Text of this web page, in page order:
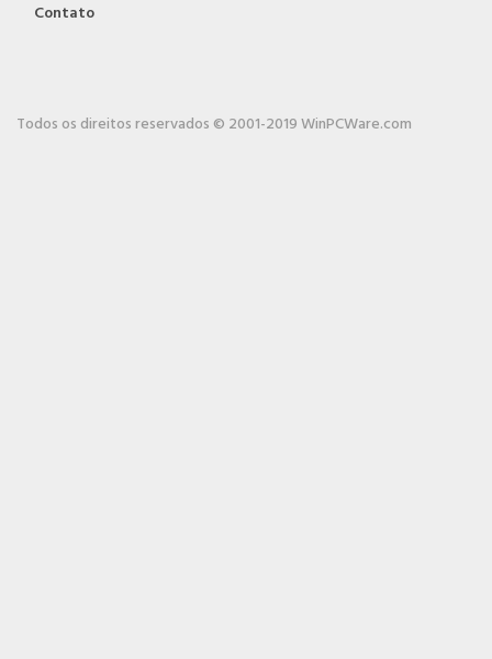
Contato
Todos os direitos reservados © 2001-2019 WinPCWare.com